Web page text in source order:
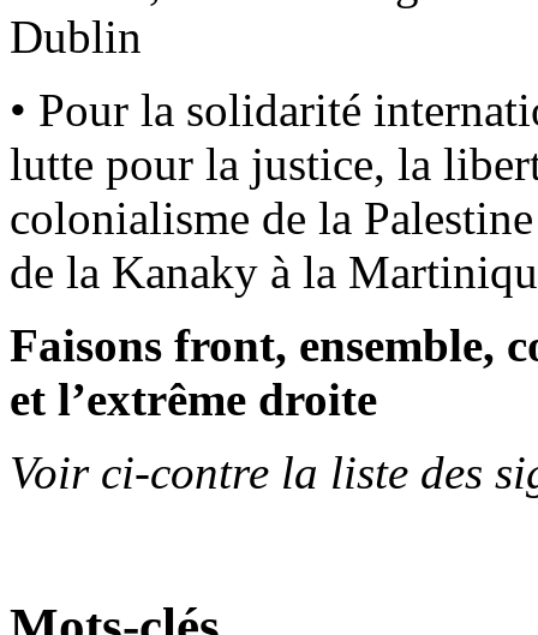
Dublin
• Pour la solidarité
lutte pour la justice, la
colonialisme de la
de la Kanaky à la
Faisons front, ensemble,
et l’extrême droite
Voir ci-contre la liste des